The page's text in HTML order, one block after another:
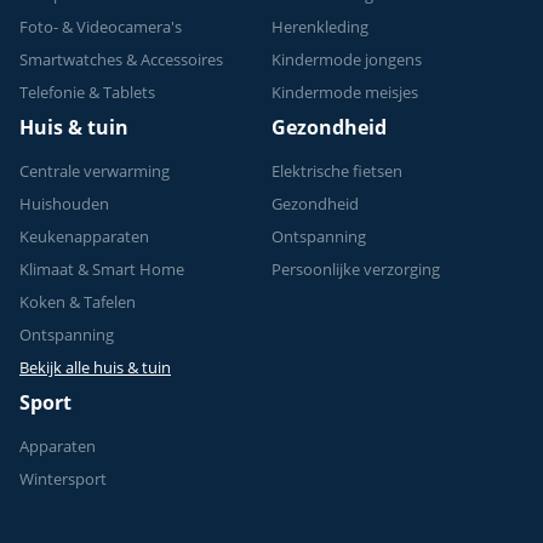
Foto- & Videocamera's
Smartwatches & Accessoires
Telefonie & Tablets
Herenkleding
Kindermode jongens
Kindermode meisjes
Huis & tuin
Centrale verwarming
Huishouden
Keukenapparaten
Klimaat & Smart Home
Koken & Tafelen
Ontspanning
Bekijk alle huis & tuin
Gezondheid
Elektrische fietsen
Gezondheid
Ontspanning
Persoonlijke verzorging
Sport
Apparaten
Wintersport